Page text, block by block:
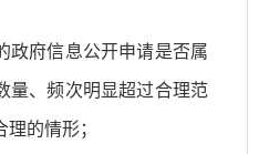
政府信息公开申请是否属
量、频次明显超过合理范
的情形；